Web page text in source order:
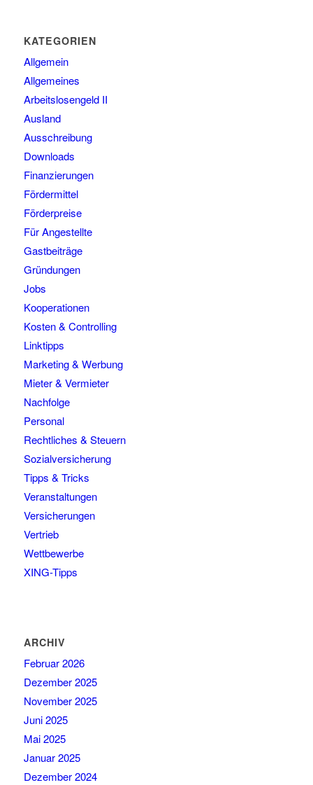
KATEGORIEN
Allgemein
Allgemeines
Arbeitslosengeld II
Ausland
Ausschreibung
Downloads
Finanzierungen
Fördermittel
Förderpreise
Für Angestellte
Gastbeiträge
Gründungen
Jobs
Kooperationen
Kosten & Controlling
Linktipps
Marketing & Werbung
Mieter & Vermieter
Nachfolge
Personal
Rechtliches & Steuern
Sozialversicherung
Tipps & Tricks
Veranstaltungen
Versicherungen
Vertrieb
Wettbewerbe
XING-Tipps
ARCHIV
Februar 2026
Dezember 2025
November 2025
Juni 2025
Mai 2025
Januar 2025
Dezember 2024